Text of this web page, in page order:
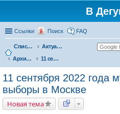
В
Ссылки Поиск FAQ
Список форумов
Актуальные вопросы
Архив событий
11 сентября 2022 года муниципальные выборы в Москве
11 сентября 2022 года
выборы в Москве
Новая тема